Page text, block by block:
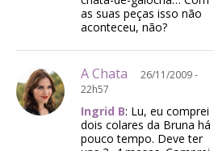
as suas peças isso não
aconteceu, não?
A Chata
26/11/2009 -
22h57
Ingrid B: Lu, eu comprei
dois colares da Bruna há
pouco tempo. Deve ter